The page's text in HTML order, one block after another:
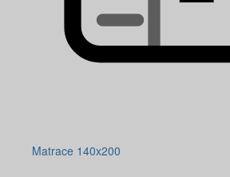
Matrace 140x200